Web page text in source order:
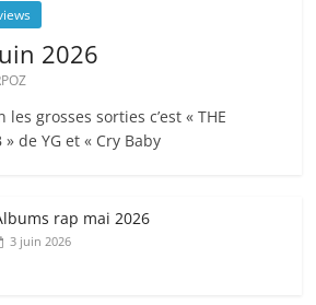
2026
grosses sorties c’est « THE
» de YG et « Cry Baby
rap mai 2026
3 juin 2026